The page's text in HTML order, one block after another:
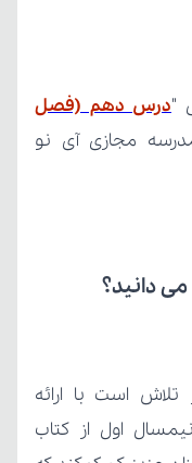
"
دانید؟
اول از کتاب